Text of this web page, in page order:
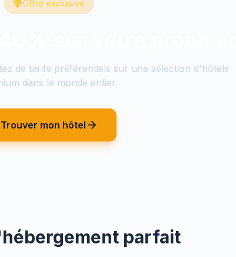
Offre exclusive
de tarifs préférentiels sur une sélection d'hôtels
dans le monde entier.
Trouver mon hôtel
parfait